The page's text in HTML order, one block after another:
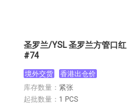
圣罗兰/YSL 圣罗兰方管口红
#74
境外交货
香港出仓价
库存数量： 紧张
起批数量： 1 PCS